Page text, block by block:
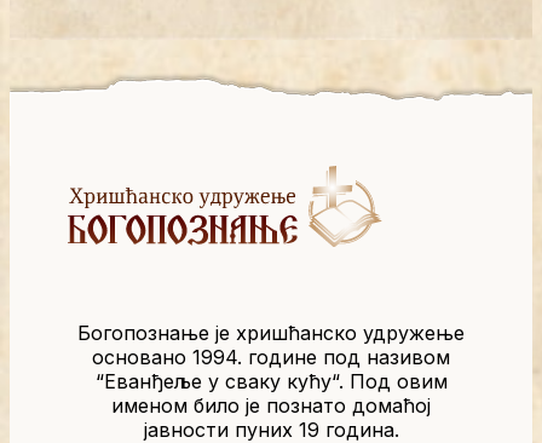
Богопознање је хришћанско удружење
основано 1994. године под називом
“Еванђеље у сваку кућу“. Под овим
именом било је познато домаћој
јавности пуних 19 година.